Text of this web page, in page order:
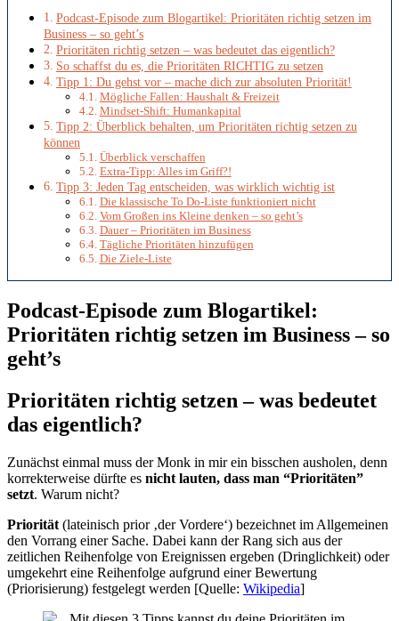
Podcast-Episode zum Blogartikel: Prioritäten richtig setzen im
Business – so geht’s
Prioritäten richtig setzen – was bedeutet das eigentlich?
So schaffst du es, die Prioritäten RICHTIG zu setzen
Tipp 1: Du gehst vor – mache dich zur absoluten Priorität!
Mögliche Fallen: Haushalt & Freizeit
Mindset-Shift: Humankapital
Tipp 2: Überblick behalten, um Prioritäten richtig setzen zu
können
Überblick verschaffen
Extra-Tipp: Alles im Griff?!
Tipp 3: Jeden Tag entscheiden, was wirklich wichtig ist
Die klassische To Do-Liste funktioniert nicht
Vom Großen ins Kleine denken – so geht’s
Dauer – Prioritäten im Business
Tägliche Prioritäten hinzufügen
Die Ziele-Liste
Podcast-Episode zum Blogartikel:
Prioritäten richtig setzen im Business – so
geht’s
Prioritäten richtig setzen – was bedeutet
das eigentlich?
Zunächst einmal muss der Monk in mir ein bisschen ausholen, denn
korrekterweise dürfte es nicht lauten, dass man “Prioritäten”
setzt. Warum nicht?
Priorität (lateinisch prior ‚der Vordere‘) bezeichnet im Allgemeinen
den Vorrang einer Sache. Dabei kann der Rang sich aus der
zeitlichen Reihenfolge von Ereignissen ergeben (Dringlichkeit) oder
umgekehrt eine Reihenfolge aufgrund einer Bewertung
(Priorisierung) festgelegt werden [Quelle: Wikipedia]